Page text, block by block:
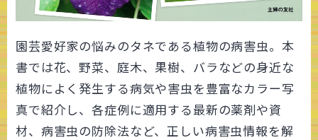
園芸愛好家の悩みのタネである植物の病害虫。本
書では花、野菜、庭木、果樹、バラなどの身近な
植物によく発生する病気や害虫を豊富なカラー写
真で紹介し、各症例に適用する最新の薬剤や資
材、病害虫の防除法など、正しい病害虫情報を解